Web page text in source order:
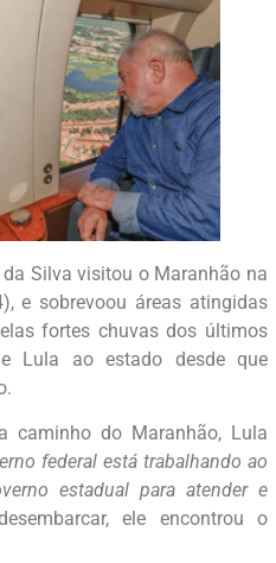
Silva visitou o Maranhão na
e sobrevoou áreas atingidas
fortes chuvas dos últimos
Lula ao estado desde que
caminho do Maranhão, Lula
federal está trabalhando ao
estadual para atender e
ele encontrou o